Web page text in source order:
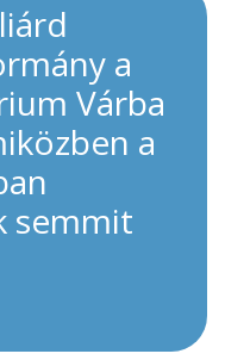
a
Várba
a
semmit